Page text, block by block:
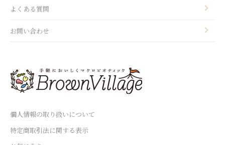
個人情報の取り扱いについて
特定商取引法に関する表示
よくある質問
お問い合わせ